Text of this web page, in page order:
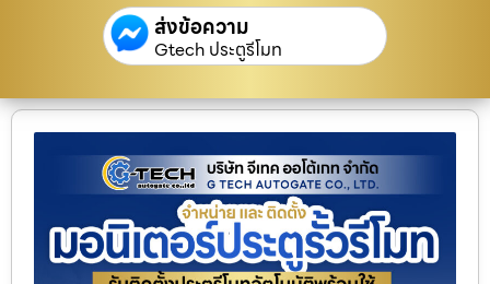
ส่งข้อความ
Gtech ประตูรีโมท